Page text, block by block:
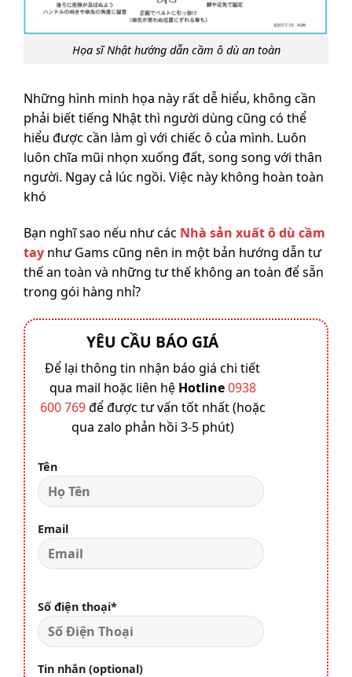
Họa sĩ Nhật hướng dẫn cầm ô dù an toàn
Những hình minh họa này rất dễ hiểu, không cần
phải biết tiếng Nhật thì người dùng cũng có thể
hiểu được cần làm gì với chiếc ô của mình. Luôn
luôn chĩa mũi nhọn xuống đất, song song với thân
người. Ngay cả lúc ngồi. Việc này không hoàn toàn
khó
Bạn nghĩ sao nếu như các Nhà sản xuất ô dù cầm
tay như Gams cũng nên in một bản hướng dẫn tư
thế an toàn và những tư thế không an toàn để sẵn
trong gói hàng nhỉ?
YÊU CẦU BÁO GIÁ
Để lại thông tin nhận báo giá chi tiết
qua mail hoặc liên hệ Hotline 0938
600 769để được tư vấn tốt nhất (hoặc
qua zalo phản hồi 3-5 phút)
Tên
Email
Số điện thoại*
Tin nhắn (optional)